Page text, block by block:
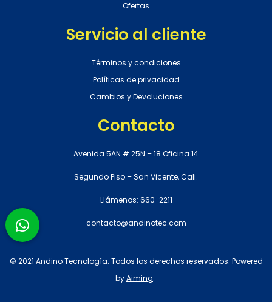
Ofertas
Servicio al cliente
Términos y condiciones
Políticas de privacidad
Cambios y Devoluciones
Contacto
Avenida 5AN # 25N – 18 Oficina 14
Segundo Piso – San Vicente, Cali.
Llámenos: 660-2211
contacto@andinotec.com
© 2021 Andino Tecnología. Todos los derechos reservados. Powered
byAiming.